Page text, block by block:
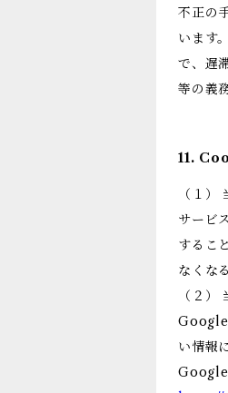
不正の
います
で、遅
等の義
11.
（１
サービ
するこ
なくな
（２
Google
い情報
Google